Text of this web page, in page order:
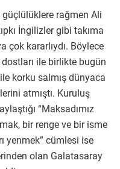
rağmen Ali
İngilizler gibi takıma
çok kararlıydı. Böylece
dostları ile birlikte bugün
korku salmış dünyaca
atmıştı. Kuruluş
“Maksadımız
bir renge ve bir isme
yenmek” cümlesi ise
olan Galatasaray